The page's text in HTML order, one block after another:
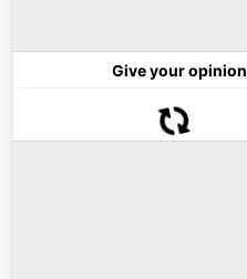
Give your opinion